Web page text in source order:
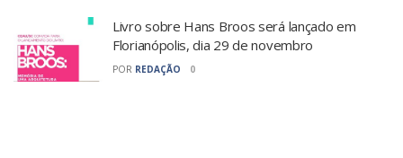
Livro sobre Hans Broos será lançado em
Florianópolis, dia 29 de novembro
POR REDAÇÃO 0